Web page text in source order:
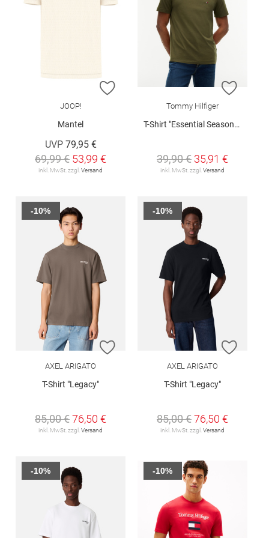
ZUR WUNSCHLISTE HINZUFÜGEN
JOOP!
Mantel
UVP 79,95 €
69,99 € 53,99 €
inkl. MwSt. zzgl. Versand
ZUR
Tommy Hilfiger
T-Shirt "Essential Seasonal"
39,90 € 35,91 €
inkl. MwSt. zzgl. Versand
ZUR WUNSCHLISTE HINZUFÜGEN
AXEL ARIGATO
T-Shirt "Legacy"
85,00 €76,50 €
inkl. MwSt. zzgl. Versand
-10%
ZUR
AXEL ARIGATO
T-Shirt "Legacy"
85,00 €76,50 €
inkl. MwSt. zzgl. Versand
-10%
-10% -10%